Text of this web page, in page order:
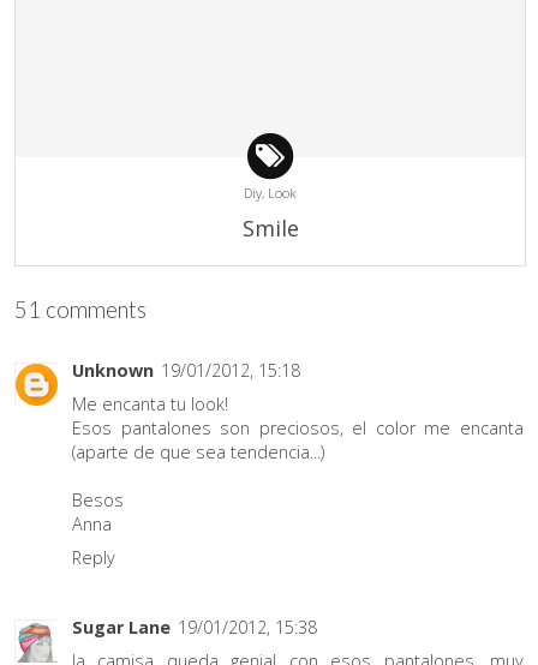
Diy, Look
Smile
51 comments
Unknown 19/01/2012, 15:18
Me encanta tu look!
Esos pantalones son preciosos, el color me encanta
(aparte de que sea tendencia...)
Besos
Anna
Reply
Sugar Lane 19/01/2012, 15:38